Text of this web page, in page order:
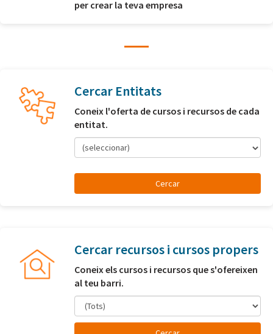
per crear la teva empresa
Cercar Entitats
Coneix l'oferta de cursos i recursos de cada
entitat.
(seleccionar)
Cercar recursos i cursos propers
Coneix els cursos i recursos que s'ofereixen
al teu barri.